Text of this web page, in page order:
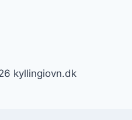
kyllingiovn.dk